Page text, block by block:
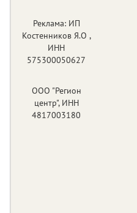
Реклама: ИП
Костенников Я.О ,
ИНН
575300050627
ООО "Регион
центр", ИНН
4817003180